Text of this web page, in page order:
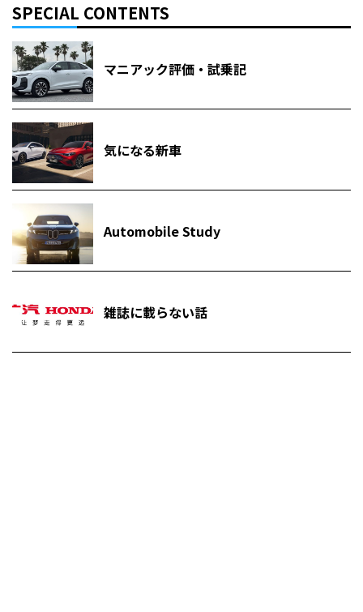
SPECIAL CONTENTS
マニアック評価・試乗記
気になる新車
Automobile Study
雑誌に載らない話